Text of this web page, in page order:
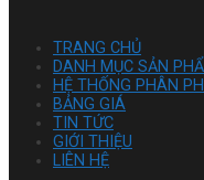
TRANG CHỦ
DANH MỤC SẢN
HỆ THỐNG PHÂN
BẢNG GIÁ
TIN TỨC
GIỚI THIỆU
LIÊN HỆ